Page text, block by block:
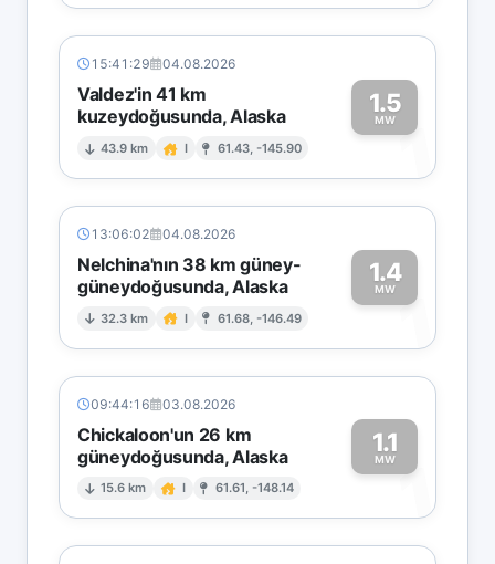
15:41:29 04.08.2026
Valdez'in 41 km
kuzeydoğusunda, Alaska
43.9 km I 61.43, -145.90
1.5
MW1
13:06:02 04.08.2026
Nelchina'nın 38 km güney-
güneydoğusunda, Alaska
32.3 km I 61.68, -146.49
1.4
MW1
09:44:16 03.08.2026
Chickaloon'un 26 km
güneydoğusunda, Alaska
15.6 km I 61.61, -148.14
1.1
MW1